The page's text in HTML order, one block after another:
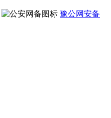
豫公网安备